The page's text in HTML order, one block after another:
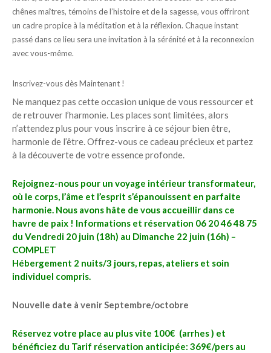
chênes maîtres, témoins de l’histoire et de la sagesse, vous offriront
un cadre propice à la méditation et à la réflexion. Chaque instant
passé dans ce lieu sera une invitation à la sérénité et à la reconnexion
avec vous-même.
Inscrivez-vous dès Maintenant !
Ne manquez pas cette occasion unique de vous ressourcer et
de retrouver l’harmonie. Les places sont limitées, alors
n’attendez plus pour vous inscrire à ce séjour bien être,
harmonie de l’être. Offrez-vous ce cadeau précieux et partez
à la découverte de votre essence profonde.
Rejoignez-nous pour un voyage intérieur transformateur,
où le corps, l’âme et l’esprit s’épanouissent en parfaite
harmonie. Nous avons hâte de vous accueillir dans ce
havre de paix ! Informations et réservation 06 20 46 48 75
du Vendredi 20 juin (18h) au Dimanche 22 juin (16h) –
COMPLET
Hébergement 2 nuits/3 jours, repas, ateliers et soin
individuel compris.
Nouvelle date à venir Septembre/octobre
Réservez votre place au plus vite 100€ (arrhes ) et
bénéficiez du Tarif réservation anticipée: 369€/pers au